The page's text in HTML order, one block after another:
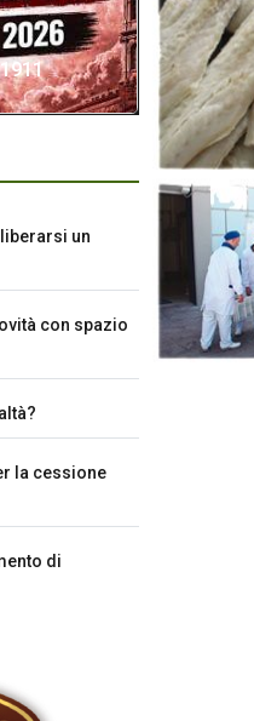
un
con spazio
la cessione
di